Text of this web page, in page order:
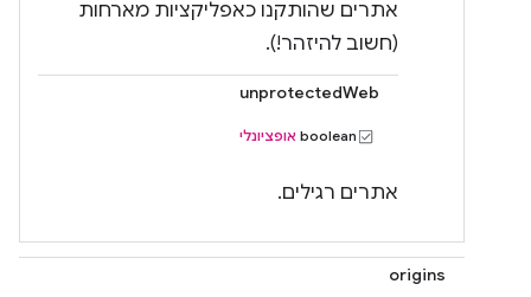
אתרים שהותקנו כאפליקציות מארחות
(חשוב להיזהר!).
unprotectedWeb
‫boolean אופציונלי
אתרים רגילים.
origins